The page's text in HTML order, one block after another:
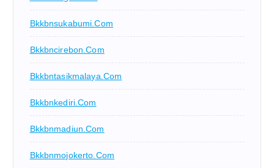
Bkkbnsukabumi.com
Bkkbncirebon.com
Bkkbntasikmalaya.com
Bkkbnkediri.com
Bkkbnmadiun.com
Bkkbnmojokerto.com